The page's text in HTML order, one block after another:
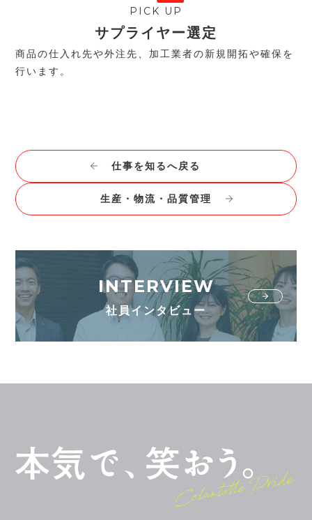
PICK UP
サプライヤー選定
商品の仕入れ先や外注先、加工業者の新規開拓や確保を
行います。
仕事を知るへ戻る
生産・物流・品質管理
INTERVIEW
社員インタビュー